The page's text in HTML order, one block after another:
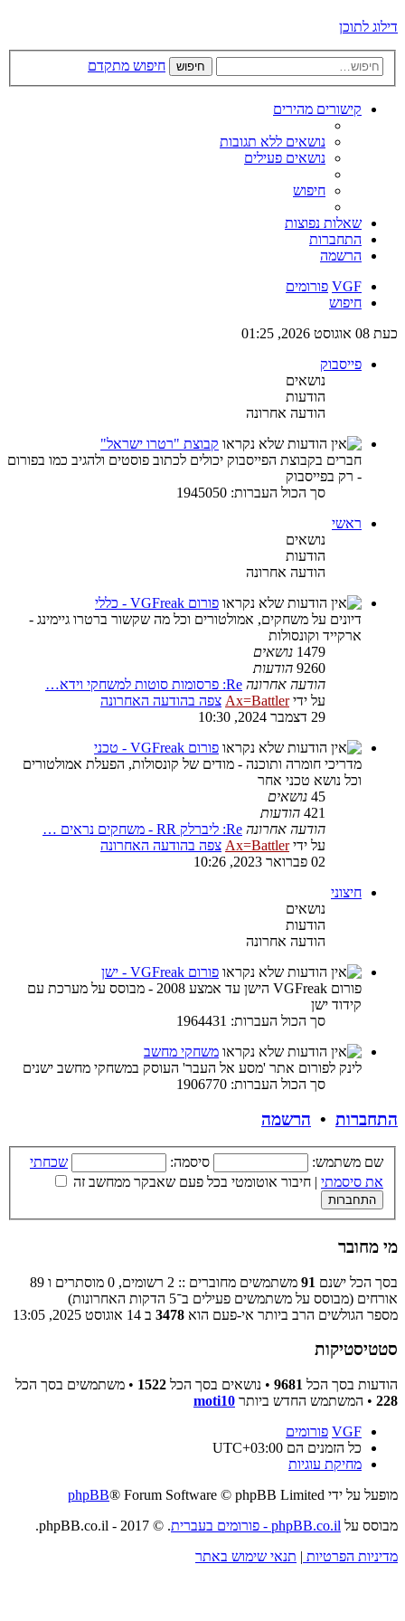
דילוג לתוכן
חיפוש חיפוש מתקדם
קישורים מהירים
נושאים ללא תגובות
נושאים פעילים
חיפוש
שאלות נפוצות
התחברות
הרשמה
VGF פורומים
חיפוש
כעת 08 אוגוסט 2026, 01:25
פייסבוק
נושאים
הודעות
הודעה אחרונה
קבוצת "רטרו ישראל"
חברים בקבוצת הפייסבוק יכולים לכתוב פוסטים ולהגיב כמו בפורום
- רק בפייסבוק
סך הכול העברות: 1945050
ראשי
נושאים
הודעות
הודעה אחרונה
פורום VGFreak - כללי
דיונים על משחקים, אמולטורים וכל מה שקשור ברטרו גיימינג -
ארקייד וקונסולות
1479 נושאים
9260 הודעות
הודעה אחרונה Re: פרסומות סוטות למשחקי וידא…
על ידיAx=Battler צפה בהודעה האחרונה
29 דצמבר 2024, 10:30
פורום VGFreak - טכני
מדריכי חומרה ותוכנה - מודים של קונסולות, הפעלת אמולטורים
וכל נושא טכני אחר
45 נושאים
421 הודעות
הודעה אחרונה Re: ליברלק RR - משחקים נראים …
על ידיAx=Battler צפה בהודעה האחרונה
02 פברואר 2023, 10:26
חיצוני
נושאים
הודעות
הודעה אחרונה
פורום VGFreak - ישן
פורום VGFreak הישן עד אמצע 2008 - מבוסס על מערכת עם
קידוד ישן
סך הכול העברות: 1964431
משחקי מחשב
לינק לפורום אתר 'מסע אל העבר' העוסק במשחקי מחשב ישנים
סך הכול העברות: 1906770
התחברות • הרשמה
שם משתמש: סיסמה:
שכחתי
את סיסמתי | חיבור אוטומטי בכל פעם שאבקר ממחשב זה
מי מחובר
בסך הכל ישנם 91
משתמשים מחוברים :: 2 רשומים, 0 מוסתרים ו 89
אורחים (מבוסס על משתמשים פעילים ב־5 הדקות האחרונות)
מספר הגולשים הרב ביותר אי-פעם הוא 3478 ב 14 אוגוסט 2025, 13:05
סטטיסטיקות
הודעות בסך הכל 9681 • נושאים בסך הכל 1522 • משתמשים בסך הכל
228 • המשתמש החדש ביותר moti10
VGF פורומים
כל הזמנים הם UTC+03:00
מחיקת עוגיות
מופעל על ידי
phpBB® Forum Software © phpBB Limited
מבוסס על phpBB.co.il - פורומים בעברית
. © 2017 - phpBB.co.il.
מדיניות הפרטיות | תנאי שימוש באתר